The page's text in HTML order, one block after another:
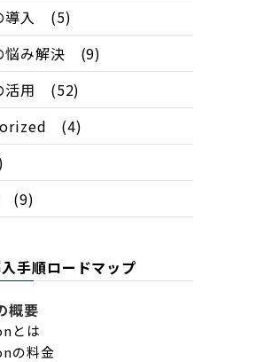
入
(5)
み解決
(9)
用
(52)
(4)
(9)
手順ロードマップ
概要
とは
の料金